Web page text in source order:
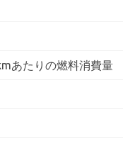
あたりの燃料消費量